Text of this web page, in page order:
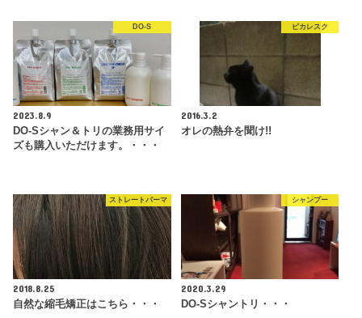
DO-S
2023.8.9
DO-Sシャン＆トリの業務用サイ
ズも購入いただけます。・・・
ピカレスク
2016.3.2
オレの熱弁を聞け!!
ストレートパーマ
2018.8.25
自然な縮毛矯正はこちら・・・
シャンプー
2020.3.29
DO-Sシャントリ・・・